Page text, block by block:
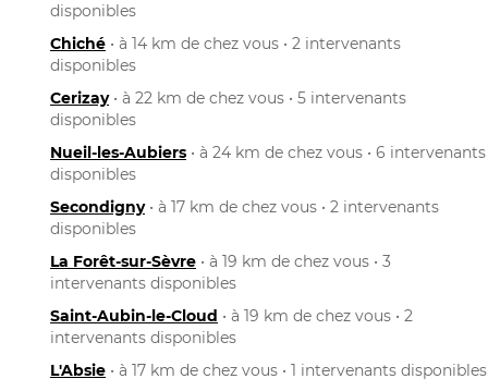
disponibles
Chiché • à 14 km de chez vous • 2 intervenants
disponibles
Cerizay• à 22 km de chez vous • 5 intervenants
disponibles
Nueil-les-Aubiers • à 24 km de chez vous • 6 intervenants
disponibles
Secondigny• à 17 km de chez vous • 2 intervenants
disponibles
La Forêt-sur-Sèvre • à 19 km de chez vous • 3
intervenants disponibles
Saint-Aubin-le-Cloud • à 19 km de chez vous • 2
intervenants disponibles
L'Absie • à 17 km de chez vous • 1 intervenants disponibles